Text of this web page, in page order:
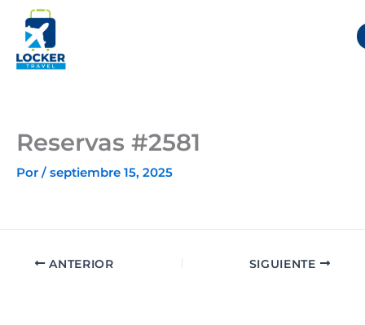
contenido
Reservas #2581
Por / septiembre 15, 2025
ANTERIOR SIGUIENTE